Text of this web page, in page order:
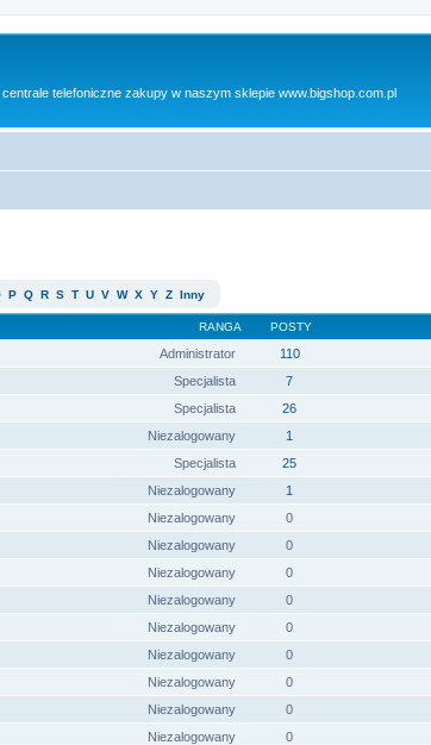
telefoniczne zakupy w naszym sklepie www.bigshop.com.pl
P Q R S T U V W X Y Z Inny
RANGA POSTY
Administrator 110
Specjalista
7
Specjalista
26
Niezalogowany
1
Specjalista
25
Niezalogowany
1
Niezalogowany
0
Niezalogowany
0
Niezalogowany
0
Niezalogowany
0
Niezalogowany
0
Niezalogowany
0
Niezalogowany
0
Niezalogowany
0
Niezalogowany
0